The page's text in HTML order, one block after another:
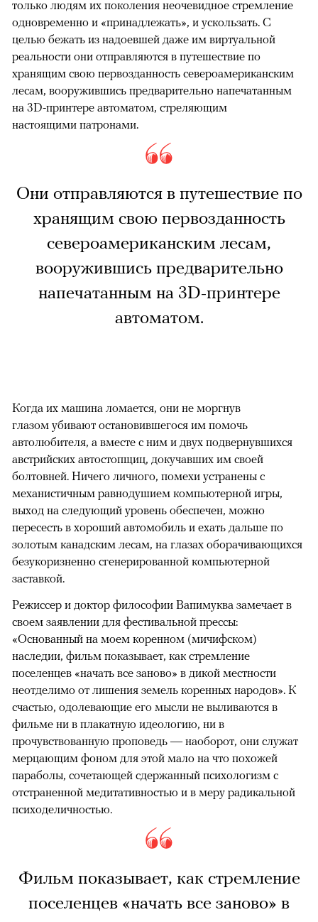
только людям их поколения неочевидное стремление
одновременно и «принадлежать», и ускользать. С
целью бежать из надоевшей даже им виртуальной
реальности они отправляются в путешествие по
хранящим свою первозданность североамериканским
лесам, вооружившись предварительно напечатанным
на 3D-принтере автоматом, стреляющим
настоящими патронами.
Они отправляются в путешествие по
хранящим свою первозданность
североамериканским лесам,
вооружившись предварительно
напечатанным на 3D-принтере
автоматом.
Когда их машина ломается, они не моргнув
глазом убивают остановившегося им помочь
автолюбителя, а вместе с ним и двух подвернувшихся
австрийских автостопщиц, докучавших им своей
болтовней. Ничего личного, помехи устранены с
механистичным равнодушием компьютерной игры,
выход на следующий уровень обеспечен, можно
пересесть в хороший автомобиль и ехать дальше по
золотым канадским лесам, на глазах оборачивающихся
безукоризненно сгенерированной компьютерной
заставкой.
Режиссер и доктор философии Вапимуква замечает в
своем заявлении для фестивальной прессы:
«Основанный на моем коренном (мичифском)
наследии, фильм показывает, как стремление
поселенцев «начать все заново» в дикой местности
неотделимо от лишения земель коренных народов». К
счастью, одолевающие его мысли не выливаются в
фильме ни в плакатную идеологию, ни в
прочувствованную проповедь — наоборот, они служат
мерцающим фоном для этой мало на что похожей
параболы, сочетающей сдержанный психологизм с
отстраненной медитативностью и в меру радикальной
психоделичностью.
Фильм показывает, как стремление
поселенцев «начать все заново» в